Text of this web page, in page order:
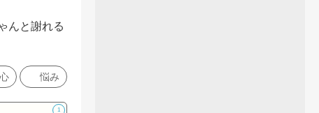
んと謝れる
心 悩み
1